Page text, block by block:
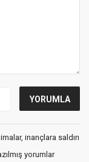
inançlara saldırı
yorumlar